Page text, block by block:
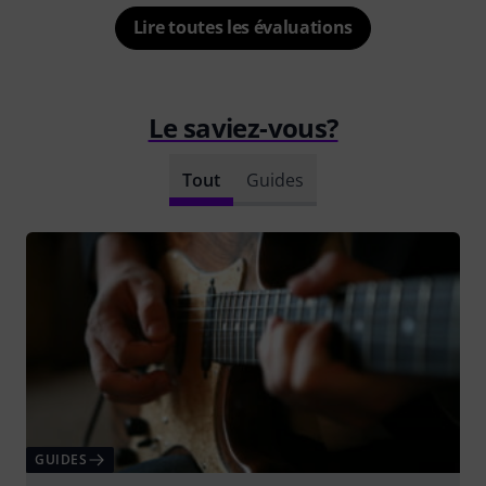
Lire toutes les évaluations
Le saviez-vous?
Tout Guides
GUIDES